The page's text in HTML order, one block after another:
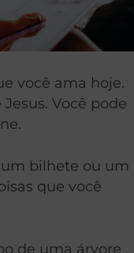
você ama hoje.
Você pode
um bilhete ou um
que você
de uma árvore